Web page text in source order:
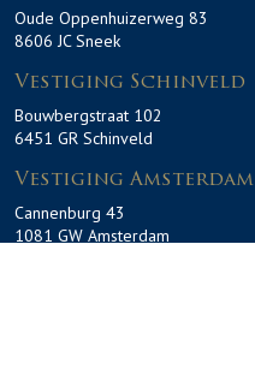
Oude Oppenhuizerweg 83
8606 JC Sneek
Vestiging Schinveld
Bouwbergstraat 102
6451 GR Schinveld
Vestiging Amsterdam
Cannenburg 43
1081 GW Amsterdam